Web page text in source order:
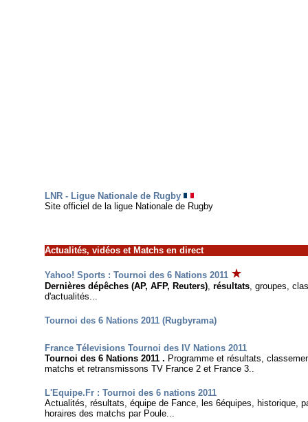
LNR - Ligue Nationale de Rugby
Site officiel de la ligue Nationale de Rugby
Actualités, vidéos et Matchs en direct
Yahoo! Sports : Tournoi des 6 Nations 2011
Dernières dépêches (AP, AFP, Reuters), résultats, groupes,
d'actualités...
Tournoi des 6 Nations 2011 (Rugbyrama)
France Télevisions Tournoi des IV Nations 2011
Tournoi des 6 Nations 2011 . Programme et résultats,
matchs et retransmissons TV France 2 et France 3..
L'Equipe.Fr : Tournoi des 6 nations 2011
Actualités, résultats, équipe de Fance, les 6équipes, historique,
horaires des matchs par Poule...